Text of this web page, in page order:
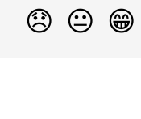
😞 😐 😁